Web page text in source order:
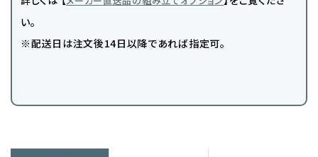
い。
※配送日は注文後14日以降であれば指定可。